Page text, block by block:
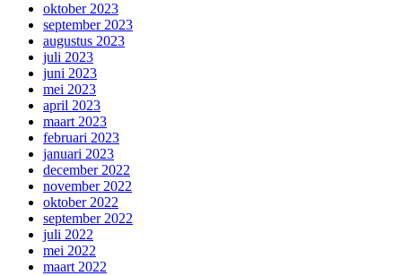
oktober 2023
september 2023
augustus 2023
juli 2023
juni 2023
mei 2023
april 2023
maart 2023
februari 2023
januari 2023
december 2022
november 2022
oktober 2022
september 2022
juli 2022
mei 2022
maart 2022